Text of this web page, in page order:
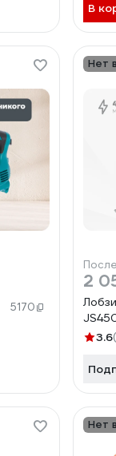
В
5170
Нет
2
3.6
Нет